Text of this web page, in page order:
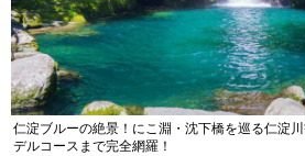
仁淀ブルーの絶景！にこ淵・沈下橋を巡る仁淀
デルコースまで完全網羅！